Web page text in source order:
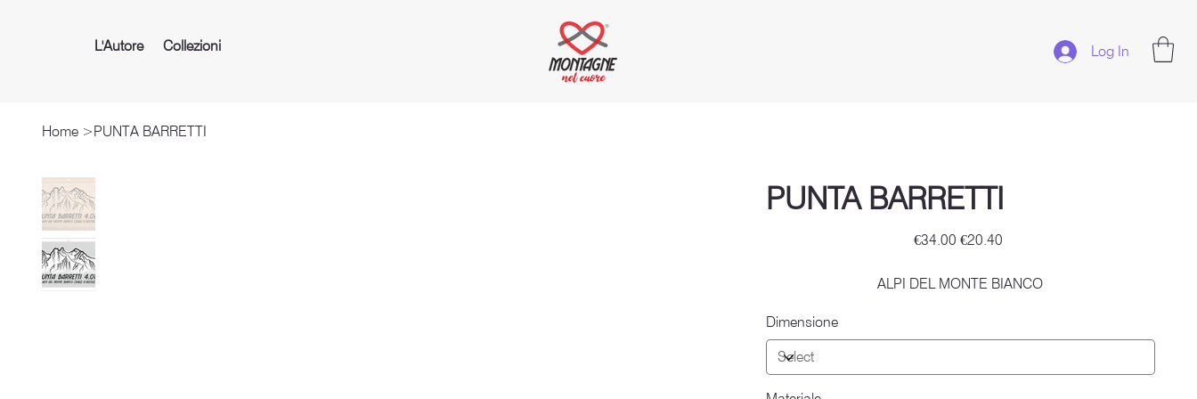
L'Autore Collezioni Log In
Home >PUNTA BARRETTI
PUNTA BARRETTI
Original
price
€34.00
Sale
price
€20.40
ALPI DEL MONTE BIANCO
Dimensione